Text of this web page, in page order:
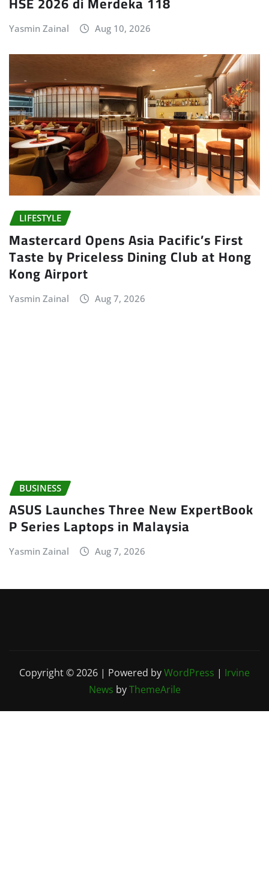
Yasmin Zainal Aug 10, 2026
LIFESTYLE
Mastercard Opens Asia Pacific’s First
Taste by Priceless Dining Club at Hong
Kong Airport
Yasmin Zainal Aug 7, 2026
BUSINESS
ASUS Launches Three New ExpertBook
P Series Laptops in Malaysia
Yasmin Zainal Aug 7, 2026
Copyright © 2026 | Powered byWordPress | Irvine
News byThemeArile